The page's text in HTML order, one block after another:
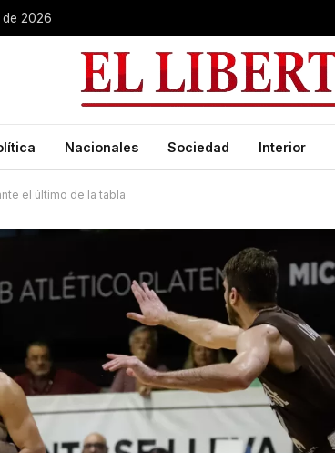
de 2026
Nacionales Sociedad Interior
el último de la tabla